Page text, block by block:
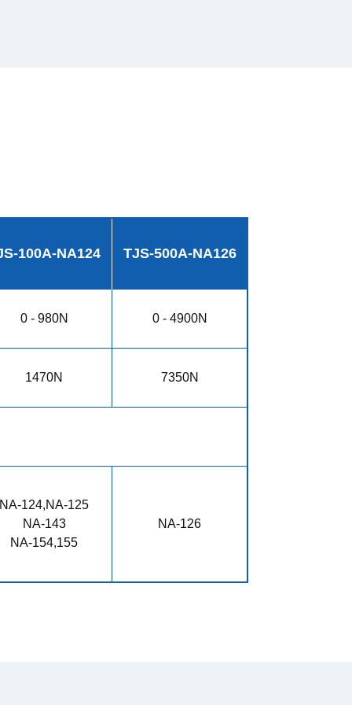
100A-NA124 TJS-500A-NA126
0 - 980N 0 - 4900N
1470N 7350N
NA-124,NA-125
NA-143
NA-154,155
NA-126